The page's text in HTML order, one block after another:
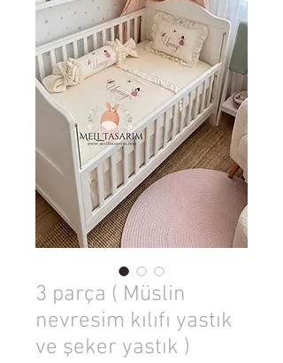
3 parça ( Müslin
nevresim kılıfı yastık
ve şeker yastık )